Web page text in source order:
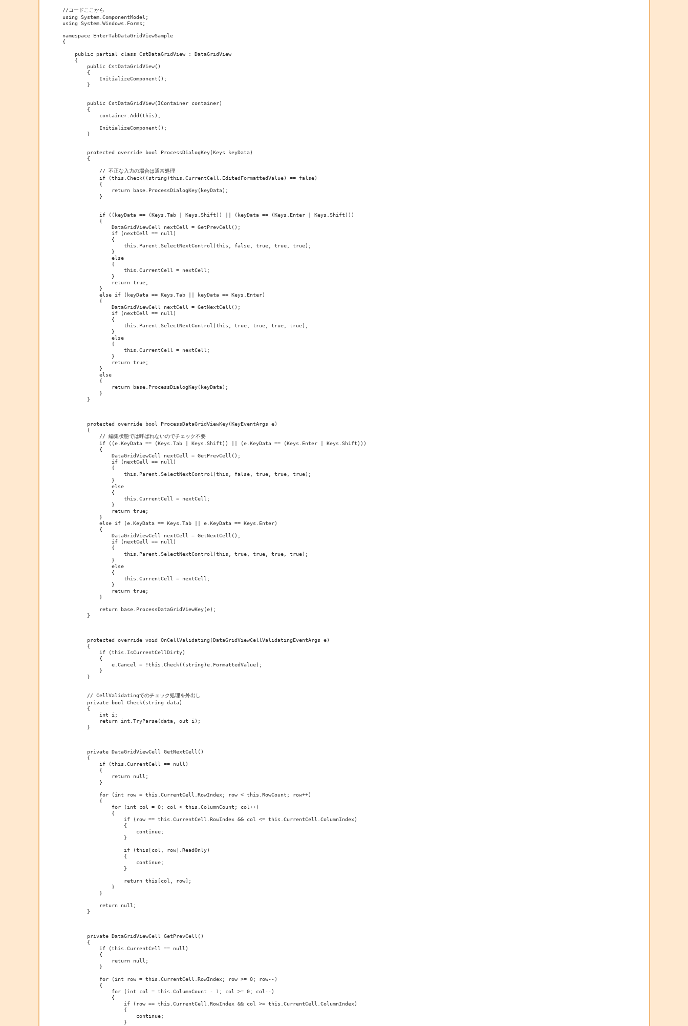
//コードここから
using System.ComponentModel;
using System.Windows.Forms;
namespace EnterTabDataGridViewSample
{
    public partial class CstDataGridView : DataGridView
    {
        public CstDataGridView()
        {
            InitializeComponent();
        }
        public CstDataGridView(IContainer container)
        {
            container.Add(this);
            InitializeComponent();
        }
        protected override bool ProcessDialogKey(Keys keyData)
        {
            // 不正な入力の場合は通常処理
            if (this.Check((string)this.CurrentCell.EditedFormattedValue) == false)
            {
                return base.ProcessDialogKey(keyData);
            }
            if ((keyData == (Keys.Tab | Keys.Shift)) || (keyData == (Keys.Enter | Keys.Shift)))
            {
                DataGridViewCell nextCell = GetPrevCell();
                if (nextCell == null)
                {
                    this.Parent.SelectNextControl(this, false, true, true, true);
                }
                else
                {
                    this.CurrentCell = nextCell;
                }
                return true;
            }
            else if (keyData == Keys.Tab || keyData == Keys.Enter)
            {
                DataGridViewCell nextCell = GetNextCell();
                if (nextCell == null)
                {
                    this.Parent.SelectNextControl(this, true, true, true, true);
                }
                else
                {
                    this.CurrentCell = nextCell;
                }
                return true;
            }
            else
            {
                return base.ProcessDialogKey(keyData);
            }
        }
        protected override bool ProcessDataGridViewKey(KeyEventArgs e)
        {
            // 編集状態では呼ばれないのでチェック不要
            if ((e.KeyData == (Keys.Tab | Keys.Shift)) || (e.KeyData == (Keys.Enter | Keys.Shift)))
            {
                DataGridViewCell nextCell = GetPrevCell();
                if (nextCell == null)
                {
                    this.Parent.SelectNextControl(this, false, true, true, true);
                }
                else
                {
                    this.CurrentCell = nextCell;
                }
                return true;
            }
            else if (e.KeyData == Keys.Tab || e.KeyData == Keys.Enter)
            {
                DataGridViewCell nextCell = GetNextCell();
                if (nextCell == null)
                {
                    this.Parent.SelectNextControl(this, true, true, true, true);
                }
                else
                {
                    this.CurrentCell = nextCell;
                }
                return true;
            }
            return base.ProcessDataGridViewKey(e);
        }
        protected override void OnCellValidating(DataGridViewCellValidatingEventArgs e)
        {
            if (this.IsCurrentCellDirty)
            {
                e.Cancel = !this.Check((string)e.FormattedValue);
            }
        }
        // CellValidatingでのチェック処理を外出し
        private bool Check(string data)
        {
            int i;
            return int.TryParse(data, out i);
        }
        private DataGridViewCell GetNextCell()
        {
            if (this.CurrentCell == null)
            {
                return null;
            }
            for (int row = this.CurrentCell.RowIndex; row < this.RowCount; row++)
            {
                for (int col = 0; col < this.ColumnCount; col++)
                {
                    if (row == this.CurrentCell.RowIndex && col <= this.CurrentCell.ColumnIndex)
                    {
                        continue;
                    }
                    if (this[col, row].ReadOnly)
                    {
                        continue;
                    }
                    return this[col, row];
                }
            }
            return null;
        }
        private DataGridViewCell GetPrevCell()
        {
            if (this.CurrentCell == null)
            {
                return null;
            }
            for (int row = this.CurrentCell.RowIndex; row >= 0; row--)
            {
                for (int col = this.ColumnCount - 1; col >= 0; col--)
                {
                    if (row == this.CurrentCell.RowIndex && col >= this.CurrentCell.ColumnIndex)
                    {
                        continue;
                    }